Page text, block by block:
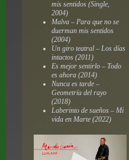
mis sentidos (Single,
2004)
Malva – Para que no se
duerman mis sentidos
(2004)
Un giro teatral – Los días
intactos (2011)
Es mejor sentirlo – Todo
es ahora (2014)
Nunca es tarde –
Geometría del rayo
(2018)
Laberinto de sueños – Mi
vida en Marte (2022)